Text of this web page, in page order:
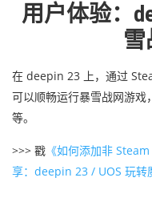
用户体验：
雪
在 deepin 23 上，通过
可以顺畅运行暴雪战网游戏
等。
>>> 戳 《如何添加非
享：deepin 23 / UOS 玩转